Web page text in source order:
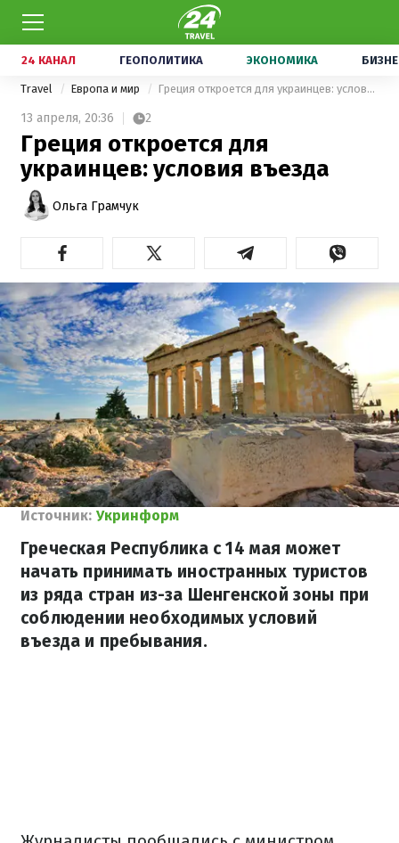
24 КАНАЛ ГЕОПОЛИТИКА ЭКОНОМИКА
Travel Европа и мир Греция откроется для украинцев: условия въезда
13 апреля, 20:36 2
Греция откроется для
украинцев: условия въезда
Ольга Грамчук
Источник: Укринформ
Греческая Республика с 14 мая может
начать принимать иностранных туристов
из ряда стран из-за Шенгенской зоны при
соблюдении необходимых условий
въезда и пребывания.